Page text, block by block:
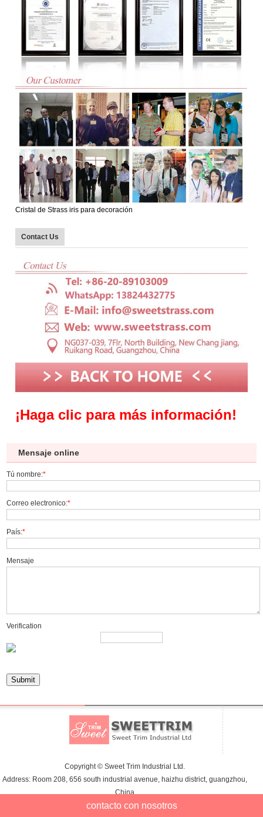
Cristal de Strass iris para decoración
Contact Us
¡Haga clic para más información!
Mensaje online
Tú nombre:*
Correo electronico:*
País:*
Mensaje
Verification
Copyright © Sweet Trim Industrial Ltd.
Address: Room 208, 656 south industrial avenue, haizhu district, guangzhou,
China
Tel:+86-20-89103009 E-mail:info@sweetstrass.com
contacto con nosotros